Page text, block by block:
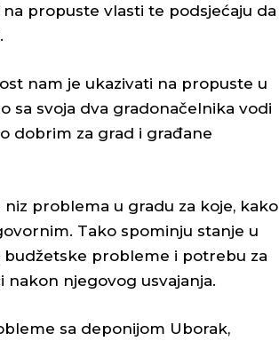
propuste vlasti te podsjećaju da
nam je ukazivati na propuste u
sa svoja dva gradonačelnika vodi
dobrim za grad i građane
problema u gradu za koje, kako
Tako spominju stanje u
budžetske probleme i potrebu za
njegovog usvajanja.
sa deponijom Uborak,